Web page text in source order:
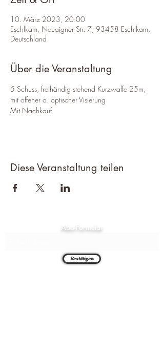
10. März 2023, 20:00
Eschlkam, Neuaigner Str. 7, 93458 Eschlkam,
Deutschland
Über die Veranstaltung
5 Schuss, freihändig stehend Kurzwaffe 25m,
mit offener o. optischer Visierung
Mit Nachkauf
Diese Veranstaltung teilen
Abo-Formular
Bestätigen